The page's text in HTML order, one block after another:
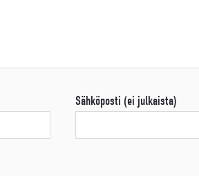
Sähköposti (ei julkaista)